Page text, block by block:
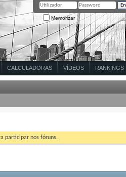
CALCULADORAS VÍDEOS RANKINGS
Memorizar
participar nos fóruns.